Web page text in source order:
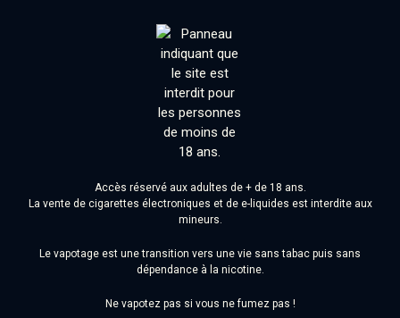
Accès réservé aux adultes de + de 18 ans.
La vente de cigarettes électroniques et de e-liquides est interdite aux
mineurs.
Le vapotage est une transition vers une vie sans tabac puis sans
dépendance à la nicotine.
Ne vapotez pas si vous ne fumez pas !